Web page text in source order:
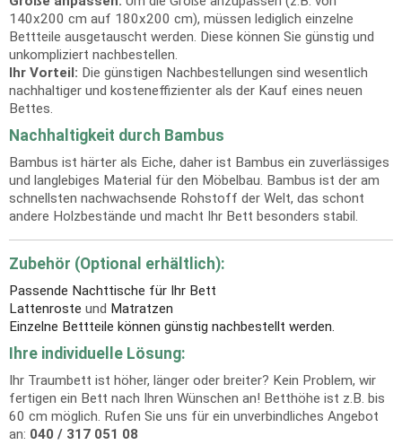
140x200 cm auf 180x200 cm), müssen lediglich einzelne
Bettteile ausgetauscht werden. Diese können Sie günstig und
unkompliziert nachbestellen.
Ihr Vorteil: Die günstigen Nachbestellungen sind wesentlich
nachhaltiger und kosteneffizienter als der Kauf eines neuen
Bettes.
Nachhaltigkeit durch Bambus
Bambus ist härter als Eiche, daher ist Bambus ein zuverlässiges
und langlebiges Material für den Möbelbau. Bambus ist der am
schnellsten nachwachsende Rohstoff der Welt, das schont
andere Holzbestände und macht Ihr Bett besonders stabil.
Zubehör (Optional erhältlich):
Passende Nachttische für Ihr Bett
Lattenroste und Matratzen
Einzelne Bettteile können günstig nachbestellt werden.
Ihre individuelle Lösung:
Ihr Traumbett ist höher, länger oder breiter? Kein Problem, wir
fertigen ein Bett nach Ihren Wünschen an! Betthöhe ist z.B. bis
60 cm möglich. Rufen Sie uns für ein unverbindliches Angebot
an: 040 / 317 051 08